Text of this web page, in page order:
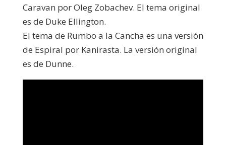
Caravan por Oleg Zobachev. El tema original
es de Duke Ellington.
El tema de Rumbo a la Cancha es una versión
de Espiral por Kanirasta. La versión original
es de Dunne.